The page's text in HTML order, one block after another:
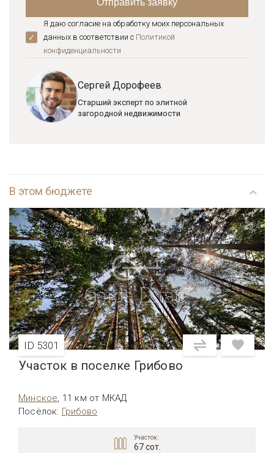
Я даю согласие на обработку моих персональных
данных в соответствии с Политикой
конфиденциальноcти
Сергей Дорофеев
Старший эксперт по элитной
загородной недвижимости
В этом бюджете
ID 5301
Участок в поселке Грибово
Минское, 11 км от МКАД
Посёлок: Грибово
Участок:
67 сот.